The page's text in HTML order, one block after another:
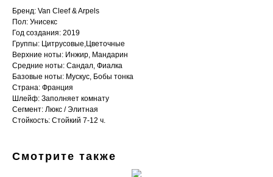
Бренд: Van Cleef & Arpels
Пол: Унисекс
Год создания: 2019
Группы: Цитрусовые,Цветочные
Верхние ноты: Инжир, Мандарин
Средние ноты: Сандал, Фиалка
Базовые ноты: Мускус, Бобы тонка
Страна: Франция
Шлейф: Заполняет комнату
Сегмент: Люкс / Элитная
Стойкость: Стойкий 7-12 ч.
Смотрите также